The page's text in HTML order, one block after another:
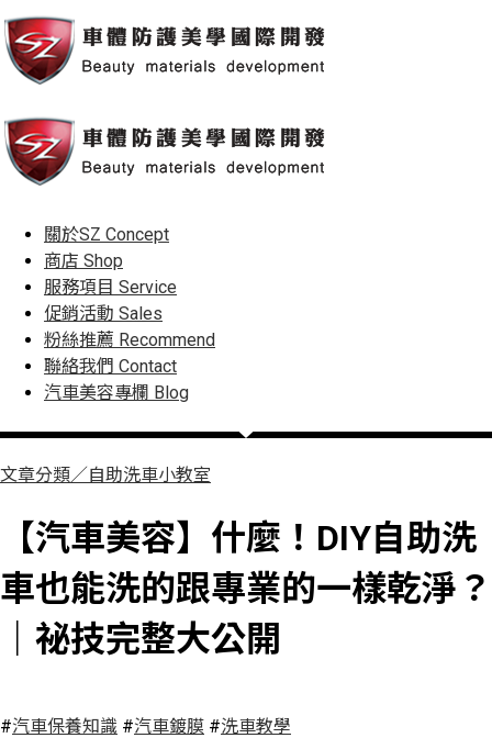
關於SZ Concept
商店 Shop
服務項目 Service
促銷活動 Sales
粉絲推薦 Recommend
聯絡我們 Contact
汽車美容專欄 Blog
文章分類／自助洗車小教室
【汽車美容】什麼！DIY自助洗
車也能洗的跟專業的一樣乾淨？
｜祕技完整大公開
#汽車保養知識 #汽車鍍膜 #洗車教學